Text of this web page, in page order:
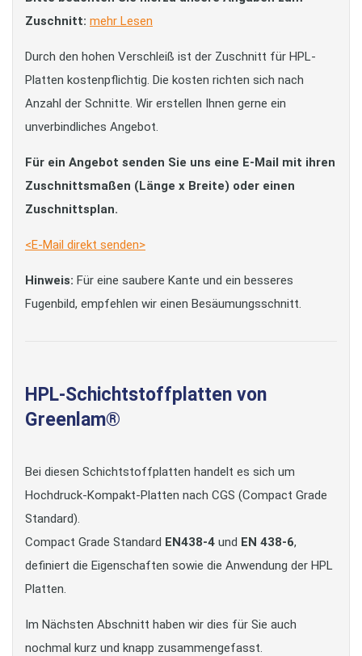
Zuschnitt: mehr Lesen
Durch den hohen Verschleiß ist der Zuschnitt für HPL-
Platten kostenpflichtig. Die kosten richten sich nach
Anzahl der Schnitte. Wir erstellen Ihnen gerne ein
unverbindliches Angebot.
Für ein Angebot senden Sie uns eine E-Mail mit ihren
Zuschnittsmaßen (Länge x Breite) oder einen
Zuschnittsplan.
<E-Mail direkt senden>
Hinweis: Für eine saubere Kante und ein besseres
Fugenbild, empfehlen wir einen Besäumungsschnitt.
HPL-Schichtstoffplatten von
Greenlam®
Bei diesen Schichtstoffplatten handelt es sich um
Hochdruck-Kompakt-Platten nach CGS (Compact Grade
Standard).
Compact Grade Standard EN438-4 und EN 438-6,
definiert die Eigenschaften sowie die Anwendung der HPL
Platten.
Im Nächsten Abschnitt haben wir dies für Sie auch
nochmal kurz und knapp zusammengefasst.